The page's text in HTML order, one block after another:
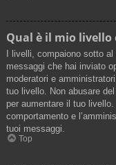
Qual è il mio livello
I livelli, compaiono sotto
messaggi che hai inviato
moderatori e
tuo livello. Non abusare
per aumentare il tuo
comportamento e
tuoi messaggi.
Top